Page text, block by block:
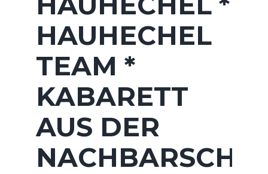
HAUHECHEL
TEAM *
KABARETT
AUS DER